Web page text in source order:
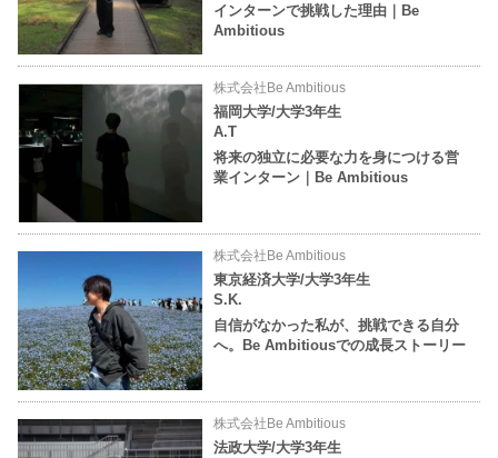
インターンで挑戦した理由｜Be
Ambitious
株式会社Be Ambitious
福岡大学/大学3年生
A.T
将来の独立に必要な力を身につける営
業インターン｜Be Ambitious
株式会社Be Ambitious
東京経済大学/大学3年生
S.K.
自信がなかった私が、挑戦できる自分
へ。Be Ambitiousでの成長ストーリー
株式会社Be Ambitious
法政大学/大学3年生